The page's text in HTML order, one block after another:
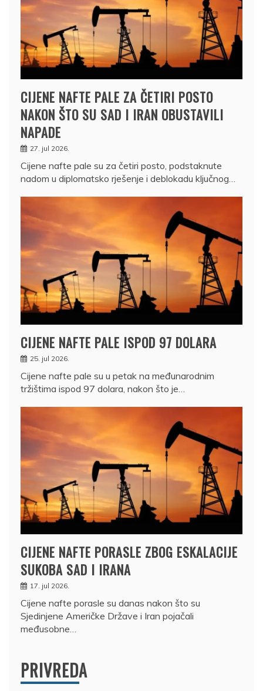
CIJENE NAFTE PALE ZA ČETIRI POSTO
NAKON ŠTO SU SAD I IRAN OBUSTAVILI
NAPADE
27. jul 2026.
Cijene nafte pale su za četiri posto, podstaknute
nadom u diplomatsko rješenje i deblokadu ključnog…
CIJENE NAFTE PALE ISPOD 97 DOLARA
25. jul 2026.
Cijene nafte pale su u petak na međunarodnim
tržištima ispod 97 dolara, nakon što je…
CIJENE NAFTE PORASLE ZBOG ESKALACIJE
SUKOBA SAD I IRANA
17. jul 2026.
Cijene nafte porasle su danas nakon što su
Sjedinjene Američke Države i Iran pojačali
međusobne…
PRIVREDA